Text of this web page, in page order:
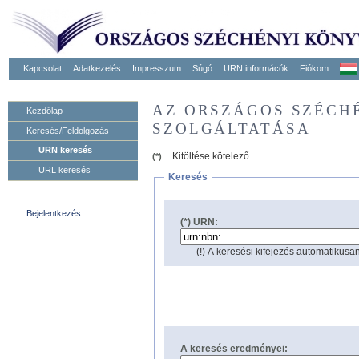
Kapcsolat Adatkezelés Impresszum Súgó URN informácók Fiókom
Kezdőlap
Keresés/Feldolgozás
URN keresés
URL keresés
Bejelentkezés
AZ ORSZÁGOS
SZOLGÁLTATÁSA
(*)
Kitöltése kötelező
Keresés
(*) URN:
(!) A keresési kifejezés
A keresés eredményei: